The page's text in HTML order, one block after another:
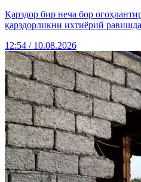
Қарздор бир неча бор
қарздорликни ихтиёрий
12:54 / 10.08.2026